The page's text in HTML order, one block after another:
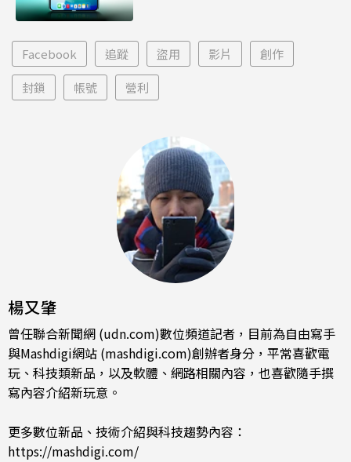
Facebook 追蹤 盜用 影片 創作
封鎖 帳號 營利
楊又肇
曾任聯合新聞網 (udn.com)數位頻道記者，目前為自由寫手
與Mashdigi網站 (mashdigi.com)創辦者身分，平常喜歡電
玩、科技類新品，以及軟體、網路相關內容，也喜歡隨手撰
寫內容介紹新玩意。
更多數位新品、技術介紹與科技趨勢內容：
https://mashdigi.com/